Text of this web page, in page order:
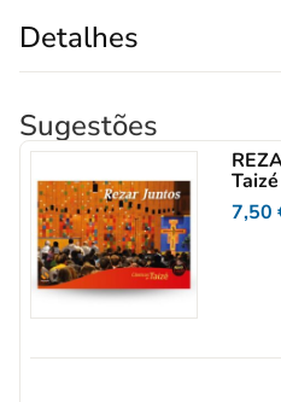
Detalhes
Sugestões
Taizé
7,50